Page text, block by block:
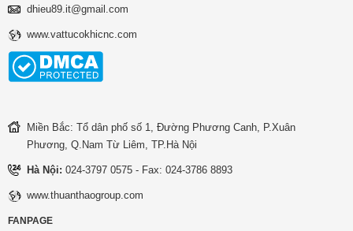
dhieu89.it@gmail.com
www.vattucokhicnc.com
Miền Bắc: Tổ dân phố số 1, Đường Phương Canh, P.Xuân
Phương, Q.Nam Từ Liêm, TP.Hà Nội
Hà Nội: 024-3797 0575 - Fax: 024-3786 8893
www.thuanthaogroup.com
FANPAGE